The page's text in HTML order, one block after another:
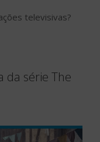
televisivas?
da série The